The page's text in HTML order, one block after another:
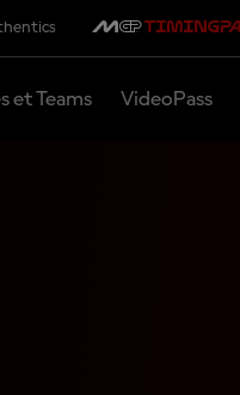
et Teams VideoPass